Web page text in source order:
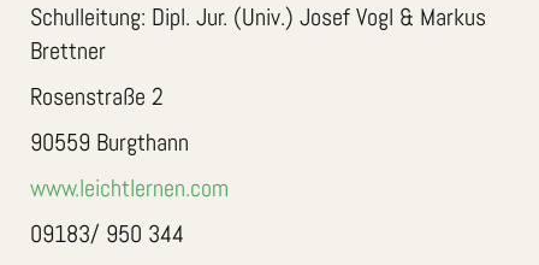
Schulleitung: Dipl. Jur. (Univ.) Josef Vogl & Markus
Brettner
Rosenstraße 2
90559 Burgthann
www.leichtlernen.com
09183/ 950 344